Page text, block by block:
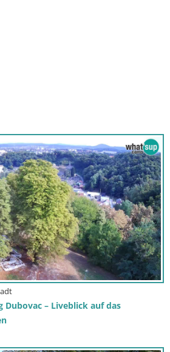
Dubovac – Liveblick auf das